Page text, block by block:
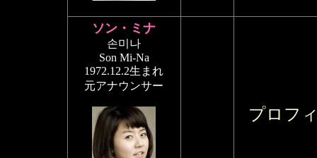
ソン・ミナ
손미나
Son Mi-Na
1972.12.2生まれ
元アナウンサー
プロフ